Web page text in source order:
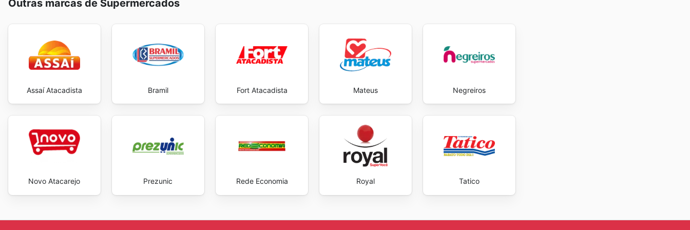
Outras marcas de Supermercados
Assaí Atacadista Bramil Fort Atacadista Mateus Negreiros
Novo Atacarejo Prezunic Rede Economia Royal Tatico